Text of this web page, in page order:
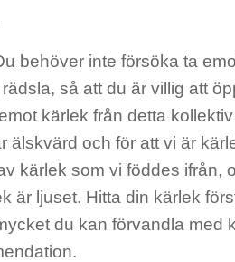
behöver inte försöka ta
så att du är villig att
kärlek från detta
älskvärd och för att vi är
kärlek som vi föddes ifrån,
är ljuset. Hitta din kärlek
du kan förvandla med